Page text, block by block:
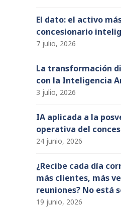
El dato: el activo
concesionario
7 julio, 2026
La transformación
con la Inteligencia
3 julio, 2026
IA aplicada a la
operativa del
24 junio, 2026
¿Recibe cada día
más clientes, más
reuniones? No está
19 junio, 2026